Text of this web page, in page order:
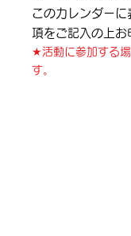
このカレンダー
項をご記入の上
★活動に参加する
す。